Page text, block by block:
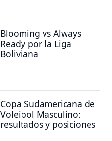
Blooming vs Always
Ready por la Liga
Boliviana
Copa Sudamericana de
Voleibol Masculino:
resultados y posiciones